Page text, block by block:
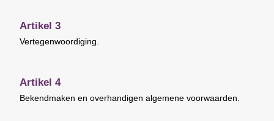
Artikel 3
Vertegenwoordiging.
Artikel 4
Bekendmaken en overhandigen algemene voorwaarden.